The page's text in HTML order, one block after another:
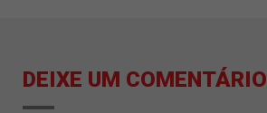
DEIXE UM COMENTÁRIO